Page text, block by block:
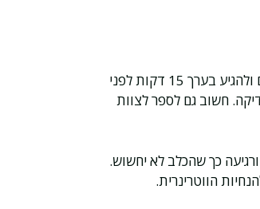
כשאנחנו מגיעים למרפאה, נביא איתנו את כל המסמכים הרפואיים של הכלב. כדאי להקדים ולהגיע בערך 15 דקות לפני
נוודא שלא אכל לפחות 4-6 שעות לפני הבדיקה. חשוב גם לספר לצוות
כך שהכלב לא יחשוש.
הווטרינרית.